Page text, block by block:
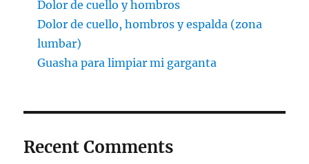
Dolor de cuello y hombros
Dolor de cuello, hombros y espalda (zona
lumbar)
Guasha para limpiar mi garganta
Recent Comments